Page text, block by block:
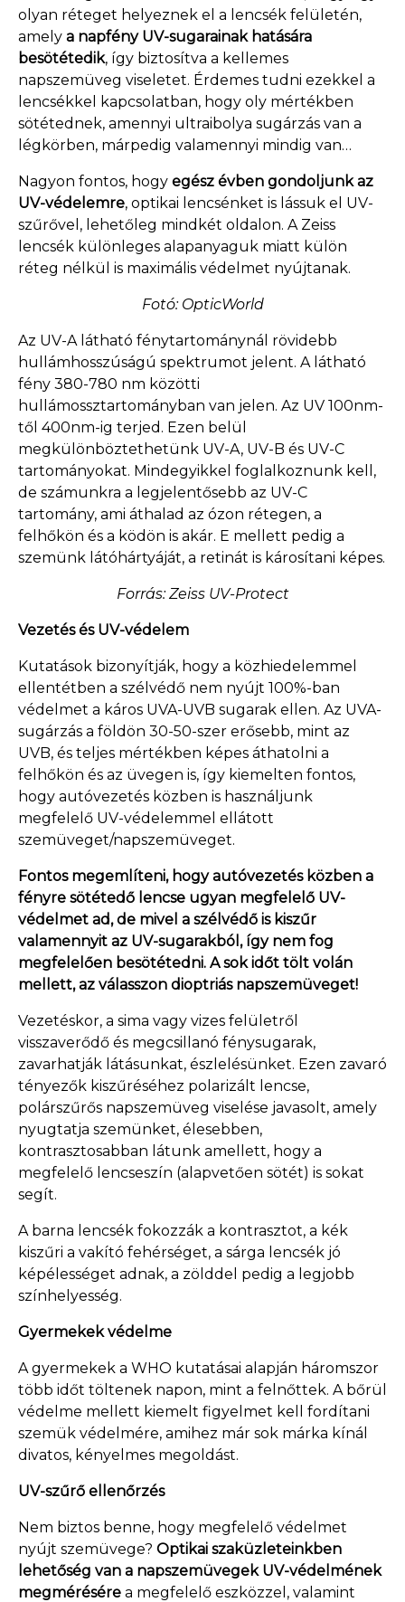
olyan réteget helyeznek el a lencsék felületén,
amely a napfény UV-sugarainak hatására
besötétedik, így biztosítva a kellemes
napszemüveg viseletet. Érdemes tudni ezekkel a
lencsékkel kapcsolatban, hogy oly mértékben
sötétednek, amennyi ultraibolya sugárzás van a
légkörben, márpedig valamennyi mindig van…
Nagyon fontos, hogy egész évben gondoljunk az
UV-védelemre, optikai lencsénket is lássuk el UV-
szűrővel, lehetőleg mindkét oldalon. A Zeiss
lencsék különleges alapanyaguk miatt külön
réteg nélkül is maximális védelmet nyújtanak.
Fotó: OpticWorld
Az UV-A látható fénytartománynál rövidebb
hullámhosszúságú spektrumot jelent. A látható
fény 380-780 nm közötti
hullámossztartományban van jelen. Az UV 100nm-
től 400nm-ig terjed. Ezen belül
megkülönböztethetünk UV-A, UV-B és UV-C
tartományokat. Mindegyikkel foglalkoznunk kell,
de számunkra a legjelentősebb az UV-C
tartomány, ami áthalad az ózon rétegen, a
felhőkön és a ködön is akár. E mellett pedig a
szemünk látóhártyáját, a retinát is károsítani képes.
Forrás: Zeiss UV-Protect
Vezetés és UV-védelem
Kutatások bizonyítják, hogy a közhiedelemmel
ellentétben a szélvédő nem nyújt 100%-ban
védelmet a káros UVA-UVB sugarak ellen. Az UVA-
sugárzás a földön 30-50-szer erősebb, mint az
UVB, és teljes mértékben képes áthatolni a
felhőkön és az üvegen is, így kiemelten fontos,
hogy autóvezetés közben is használjunk
megfelelő UV-védelemmel ellátott
szemüveget/napszemüveget.
Fontos megemlíteni, hogy autóvezetés közben a
fényre sötétedő lencse ugyan megfelelő UV-
védelmet ad, de mivel a szélvédő is kiszűr
valamennyit az UV-sugarakból, így nem fog
megfelelően besötétedni. A sok időt tölt volán
mellett, az válasszon dioptriás napszemüveget!
Vezetéskor, a sima vagy vizes felületről
visszaverődő és megcsillanó fénysugarak,
zavarhatják látásunkat, észlelésünket. Ezen zavaró
tényezők kiszűréséhez polarizált lencse,
polárszűrős napszemüveg viselése javasolt, amely
nyugtatja szemünket, élesebben,
kontrasztosabban látunk amellett, hogy a
megfelelő lencseszín (alapvetően sötét) is sokat
segít.
A barna lencsék fokozzák a kontrasztot, a kék
kiszűri a vakító fehérséget, a sárga lencsék jó
képélességet adnak, a zölddel pedig a legjobb
színhelyesség.
Gyermekek védelme
A gyermekek a WHO kutatásai alapján háromszor
több időt töltenek napon, mint a felnőttek. A bőrül
védelme mellett kiemelt figyelmet kell fordítani
szemük védelmére, amihez már sok márka kínál
divatos, kényelmes megoldást.
UV-szűrő ellenőrzés
Nem biztos benne, hogy megfelelő védelmet
nyújt szemüvege? Optikai szaküzleteinkben
lehetőség van a napszemüvegek UV-védelmének
megmérésére a megfelelő eszközzel, valamint